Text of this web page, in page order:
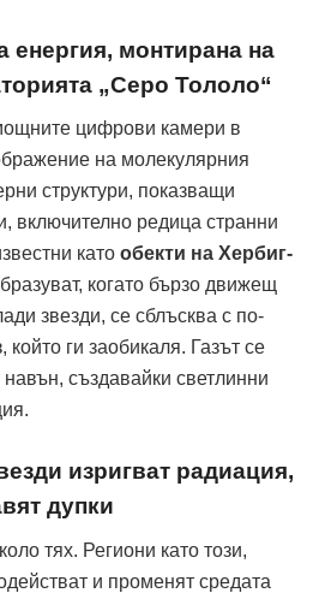
енергия, монтирана на
„Серо Тололо“
цифрови камери в
на молекулярния
структури, показващи
включително редица странни
като обекти на Хербиг-
когато бързо движещ
звезди, се сблъсква с по-
ги заобикаля. Газът се
навън, създавайки светлинни
изригват радиация,
дупки
тях. Региони като този,
и променят средата